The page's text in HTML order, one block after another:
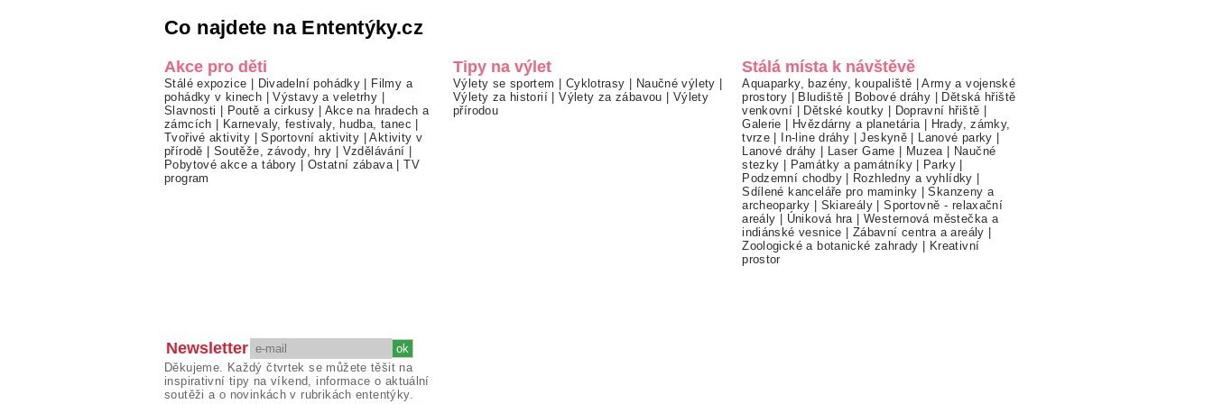
Co najdete na Ententýky.cz
Akce pro děti
Stálé expozice | Divadelní pohádky | Filmy a
pohádky v kinech |Výstavy a veletrhy |
Slavnosti | Poutě a cirkusy | Akce na hradech a
zámcích | Karnevaly, festivaly, hudba, tanec |
Tvořivé aktivity |Sportovní aktivity |Aktivity v
přírodě | Soutěže, závody, hry | Vzdělávání |
Pobytové akce a tábory | Ostatní zábava |TV
program
Tipy na výlet
Výlety se sportem | Cyklotrasy | Naučné výlety |
Výlety za historií |Výlety za zábavou | Výlety
přírodou
Stálá místa k návštěvě
Aquaparky, bazény, koupaliště |Army a vojenské
prostory | Bludiště | Bobové dráhy | Dětská hřiště
venkovní | Dětské koutky | Dopravní hřiště |
Galerie | Hvězdárny a planetária | Hrady, zámky,
tvrze | In-line dráhy |Jeskyně | Lanové parky |
Lanové dráhy | Laser Game | Muzea | Naučné
stezky | Památky a památníky| Parky |
Podzemní chodby| Rozhledny a vyhlídky |
Sdílené kanceláře pro maminky |Skanzeny a
archeoparky | Skiareály |Sportovně - relaxační
areály | Úniková hra |Westernová městečka a
indiánské vesnice | Zábavní centra a areály |
Zoologické a botanické zahrady | Kreativní
prostor
Newsletter
Děkujeme. Každý čtvrtek se můžete těšit na
inspirativní tipy na víkend, informace o aktuální
soutěži a o novinkách v rubrikách ententýky.